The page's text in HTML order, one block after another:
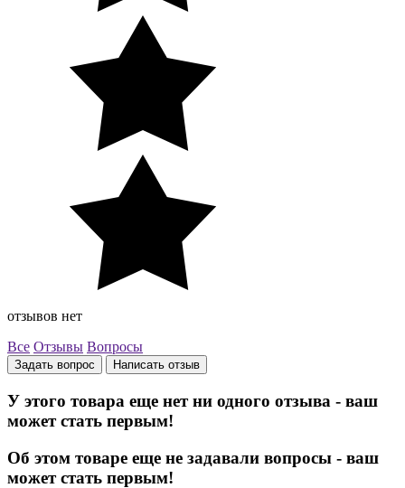
отзывов нет
Все Отзывы Вопросы
Задать вопрос Написать отзыв
У этого товара еще нет ни одного отзыва - ваш
может стать первым!
Об этом товаре еще не задавали вопросы - ваш
может стать первым!